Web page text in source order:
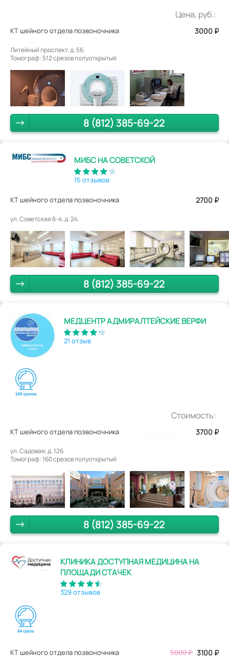
Цена, руб.:
КТ шейного отдела позвоночника 3000 ₽
Литейный проспект, д. 56.
Томограф: 512 срезов полуоткрытый
8 (812) 385-69-22
МИБС НА СОВЕТСКОЙ
15 отзывов
КТ шейного отдела позвоночника 2700 ₽
ул. Советская 6-я, д. 24.
8 (812) 385-69-22
МЕДЦЕНТР АДМИРАЛТЕЙСКИЕ ВЕРФИ
21 отзыв
Стоимость:
КТ шейного отдела позвоночника 3700 ₽
ул. Садовая, д. 126.
Томограф: 160 срезов полуоткрытый
8 (812) 385-69-22
КЛИНИКА ДОСТУПНАЯ МЕДИЦИНА НА
ПЛОЩАДИ СТАЧЕК
329 отзывов
КТ шейного отдела позвоночника 5000₽ 3100 ₽